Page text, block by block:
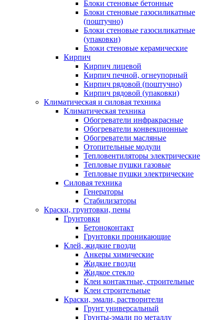
Блоки стеновые бетонные
Блоки стеновые газосиликатные
(поштучно)
Блоки стеновые газосиликатные
(упаковки)
Блоки стеновые керамические
Кирпич
Кирпич лицевой
Кирпич печной, огнеупорный
Кирпич рядовой (поштучно)
Кирпич рядовой (упаковки)
Климатическая и силовая техника
Климатическая техника
Обогреватели инфракрасные
Обогреватели конвекционные
Обогреватели масляные
Отопительные модули
Тепловентиляторы электрические
Тепловые пушки газовые
Тепловые пушки электрические
Силовая техника
Генераторы
Стабилизаторы
Краски, грунтовки, пены
Грунтовки
Бетоноконтакт
Грунтовки проникающие
Клей, жидкие гвозди
Анкеры химические
Жидкие гвозди
Жидкое стекло
Клеи контактные, строительные
Клеи строительные
Краски, эмали, растворители
Грунт универсальный
Грунты-эмали по металлу